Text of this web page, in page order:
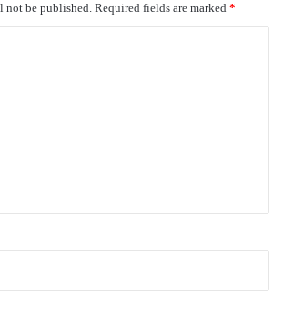
not be published. Required fields are marked *